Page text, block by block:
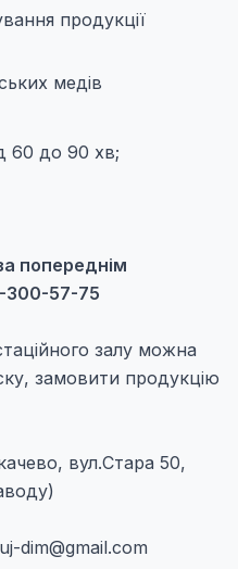
продукції
медів
60 до 90 хв;
попереднім
300-57-75
залу можна
замовити продукцію
вул.Стара 50,
dim@gmail.com